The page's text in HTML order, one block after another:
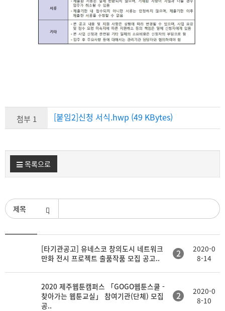
첨부 1 [붙임2]신청 서식.hwp (49 KBytes)
목록으로
검색조건
[타기관공고] 유네스코 창의도시 네트워크
만화 전시 프로젝트 출품작품 모집 공고..
2
2020-0
8-14
2020 제주웹툰캠퍼스 「GOGO웹툰스쿨 -
찾아가는 웹툰교실」 참여기관(단체) 모집
공..
2
2020-0
8-10